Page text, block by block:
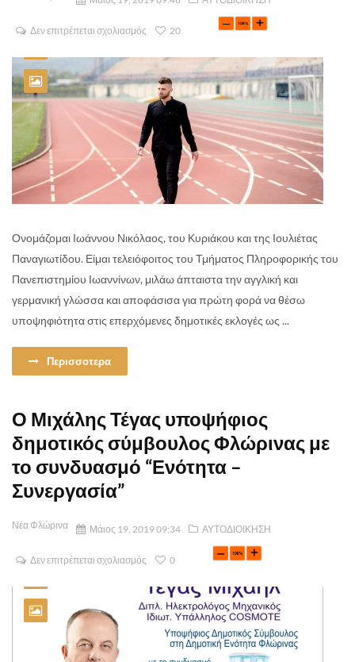
Δεν επιτρέπεται σχολιασμός 20
Ονομάζομαι Ιωάννου Νικόλαος, του Κυριάκου και της Ιουλιέτας
Παναγιωτίδου. Είμαι τελειόφοιτος του Τμήματος Πληροφορικής του
Πανεπιστημίου Ιωαννίνων, μιλάω άπταιστα την αγγλική και
γερμανική γλώσσα και αποφάσισα για πρώτη φορά να θέσω
υποψηφιότητα στις επερχόμενες δημοτικές εκλογές ως ...
Περισσοτερα
Ο Μιχάλης Τέγας υποψήφιος
δημοτικός σύμβουλος Φλώρινας με
το συνδυασμό “Ενότητα –
Συνεργασία”
Νέα Φλώρινα Μάιος 19, 2019 09:34 ΑΥΤΟΔΙΟΙΚΗΣΗ
Δεν επιτρέπεται σχολιασμός 0